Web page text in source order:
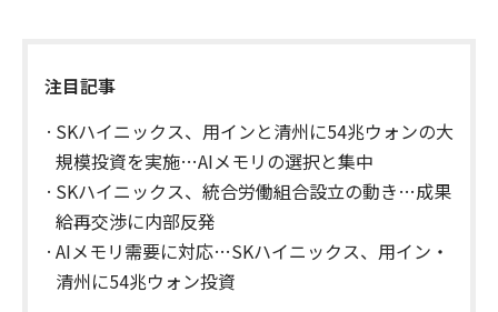
注目記事
SKハイニックス、用インと清州に54兆ウォンの大
規模投資を実施…AIメモリの選択と集中
SKハイニックス、統合労働組合設立の動き…成果
給再交渉に内部反発
AIメモリ需要に対応…SKハイニックス、用イン・
清州に54兆ウォン投資